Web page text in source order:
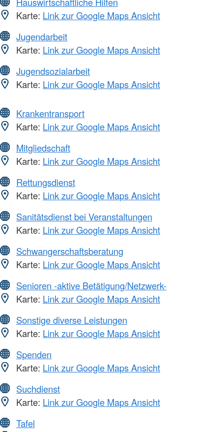
Karte: Link zur Google Maps Ansicht
Jugendarbeit
Karte: Link zur Google Maps Ansicht
Jugendsozialarbeit
Karte: Link zur Google Maps Ansicht
Krankentransport
Karte: Link zur Google Maps Ansicht
Mitgliedschaft
Karte: Link zur Google Maps Ansicht
Rettungsdienst
Karte: Link zur Google Maps Ansicht
Sanitätsdienst bei Veranstaltungen
Karte: Link zur Google Maps Ansicht
Schwangerschaftsberatung
Karte: Link zur Google Maps Ansicht
Senioren -aktive Betätigung/Netzwerk-
Karte: Link zur Google Maps Ansicht
Sonstige diverse Leistungen
Karte: Link zur Google Maps Ansicht
Spenden
Karte: Link zur Google Maps Ansicht
Suchdienst
Karte: Link zur Google Maps Ansicht
Tafel